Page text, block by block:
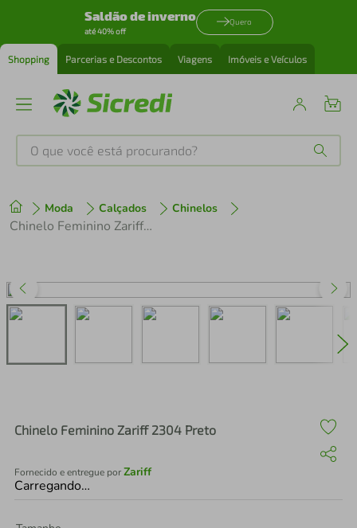
Saldão de inverno
até 40% off
Quero
Shopping Parcerias e Descontos Viagens Imóveis e Veículos
O que você está procurando?
Moda Calçados Chinelos
Chinelo Feminino Zariff 2304 Preto
Chinelo Feminino Zariff 2304 Preto
Fornecido e entregue porZariff
Carregando…
1º tenis
perfume